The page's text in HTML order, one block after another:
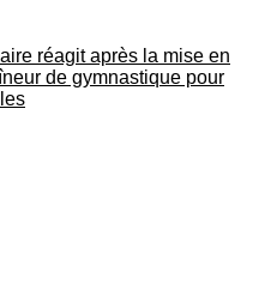
réagit après la mise en
de gymnastique pour